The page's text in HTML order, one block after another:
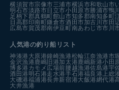
横須賀市宗像市三浦市横浜市和歌山市
明石市淡路市 日立市小田原市勝浦市鴨
足柄下郡真鶴町館山市知多郡南知多町
日高郡印南町鎌倉市酒田市加古川市 田
広島市賀茂郡南伊豆町南あわじ市市川
人気港の釣り船リスト
神湊港 大原港鐘崎漁港松輪江奈漁港市
金沢漁港鹿嶋旧港加太港鹿嶋新港小田
博多港カモメ広場前 腰越漁港佐島港宇
酒田港 明石港走水港手石港福良港 上総
大磯港福浦港長井新宿港大飯港網代港
大井漁港